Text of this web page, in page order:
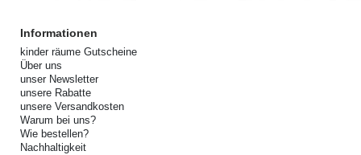
Informationen
kinder räume Gutscheine
Über uns
unser Newsletter
unsere Rabatte
unsere Versandkosten
Warum bei uns?
Wie bestellen?
Nachhaltigkeit